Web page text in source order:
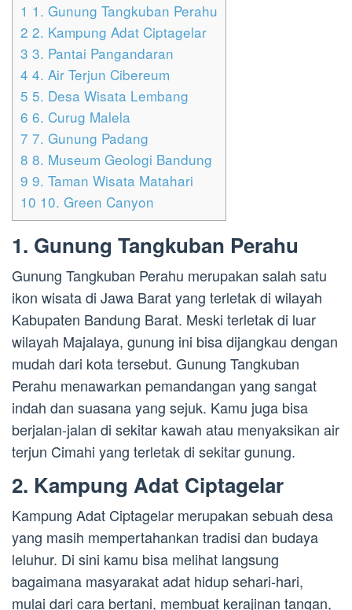
1 1. Gunung Tangkuban Perahu
2 2. Kampung Adat Ciptagelar
3 3. Pantai Pangandaran
4 4. Air Terjun Cibereum
5 5. Desa Wisata Lembang
6 6. Curug Malela
7 7. Gunung Padang
8 8. Museum Geologi Bandung
9 9. Taman Wisata Matahari
10 10. Green Canyon
1. Gunung Tangkuban Perahu
Gunung Tangkuban Perahu merupakan salah satu
ikon wisata di Jawa Barat yang terletak di wilayah
Kabupaten Bandung Barat. Meski terletak di luar
wilayah Majalaya, gunung ini bisa dijangkau dengan
mudah dari kota tersebut. Gunung Tangkuban
Perahu menawarkan pemandangan yang sangat
indah dan suasana yang sejuk. Kamu juga bisa
berjalan-jalan di sekitar kawah atau menyaksikan air
terjun Cimahi yang terletak di sekitar gunung.
2. Kampung Adat Ciptagelar
Kampung Adat Ciptagelar merupakan sebuah desa
yang masih mempertahankan tradisi dan budaya
leluhur. Di sini kamu bisa melihat langsung
bagaimana masyarakat adat hidup sehari-hari,
mulai dari cara bertani, membuat kerajinan tangan,